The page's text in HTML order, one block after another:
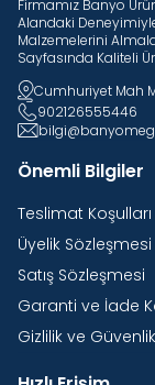
Firmamız Banyo
Alandaki
Malzemelerini
Sayfasında Kaliteli
Cumhuriyet Mah
902126555446
Önemli Bilgiler
Teslimat Koşulları
Üyelik Sözleşmesi
Satış Sözleşmesi
Garanti ve İade
Gizlilik ve Güvenlik